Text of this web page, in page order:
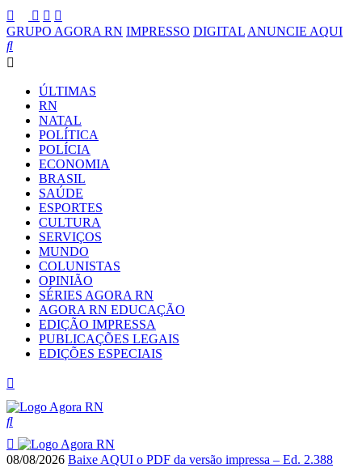
GRUPO AGORA RN IMPRESSO DIGITAL ANUNCIE AQUI
ÚLTIMAS
RN
NATAL
POLÍTICA
POLÍCIA
ECONOMIA
BRASIL
SAÚDE
ESPORTES
CULTURA
SERVIÇOS
MUNDO
COLUNISTAS
OPINIÃO
SÉRIES AGORA RN
AGORA RN EDUCAÇÃO
EDIÇÃO IMPRESSA
PUBLICAÇÕES LEGAIS
EDIÇÕES ESPECIAIS
08/08/2026 Baixe AQUI o PDF da versão impressa – Ed. 2.388